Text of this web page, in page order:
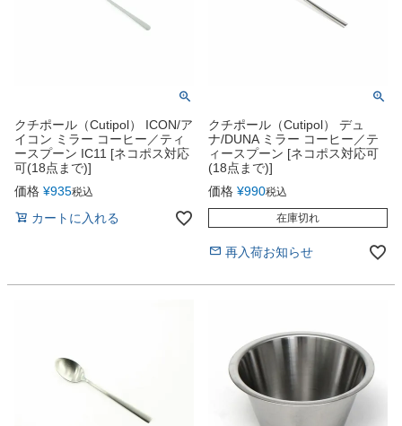
クチポール（Cutipol） ICON/ア
イコン ミラー コーヒー／ティ
ースプーン IC11 [ネコポス対応
可(18点まで)]
価格 ¥935税込
カートに入れる
クチポール（Cutipol） デュ
ナ/DUNA ミラー コーヒー／テ
ィースプーン [ネコポス対応可
(18点まで)]
価格 ¥990税込
在庫切れ
再入荷お知らせ